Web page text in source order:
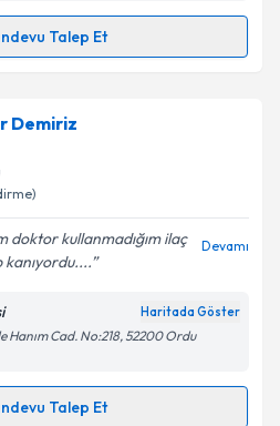
kabul ediyorum.
Talep Et
Talebi
için randevu takvimi talebi
randevu almanız için bir
e-posta ile bilgilendireceğiz.
işlenmesine ilişkin
Aydınlatma
ve kişisel verilerimin belirtilen
kabul ediyorum.
Demiriz
kullanmadığım ilaç
kanıyordu....
Devamı
Haritada Göster
Hanım Cad. No:218, 52200 Ordu
Talep Et
Talebi